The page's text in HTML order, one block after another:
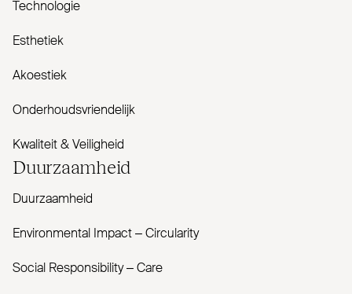
Technologie
Esthetiek
Akoestiek
Onderhoudsvriendelijk
Kwaliteit & Veiligheid
Duur­zaamheid
Duurzaamheid
Envi­ronmental Impact – Cir­cularity
Social Responsibility – Care